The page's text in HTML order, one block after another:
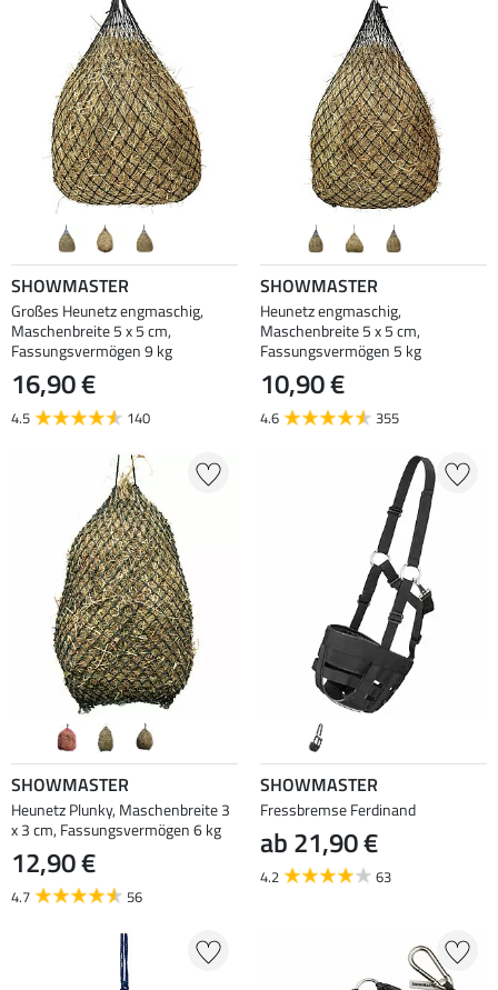
SHOWMASTER
Großes Heunetz engmaschig,
Maschenbreite 5 x 5 cm,
Fassungsvermögen 9 kg
16,90 €
4.5 140
SHOWMASTER
Heunetz engmaschig,
Maschenbreite 5 x 5 cm,
Fassungsvermögen 5 kg
10,90 €
4.6 355
SHOWMASTER
Heunetz Plunky, Maschenbreite 3
x 3 cm, Fassungsvermögen 6 kg
12,90 €
4.7 56
SHOWMASTER
Fressbremse Ferdinand
ab 21,90 €
4.2 63